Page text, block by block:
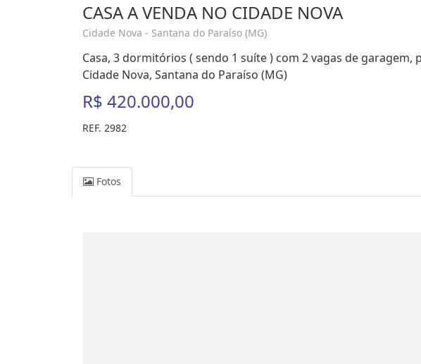
CASA A VENDA NO CIDADE NOVA
Cidade Nova - Santana do Paraíso (MG)
Casa, 3 dormitórios ( sendo 1 suíte ) com 2 vagas de garagem,
Cidade Nova, Santana do Paraíso (MG)
R$ 420.000,00
REF. 2982
Fotos